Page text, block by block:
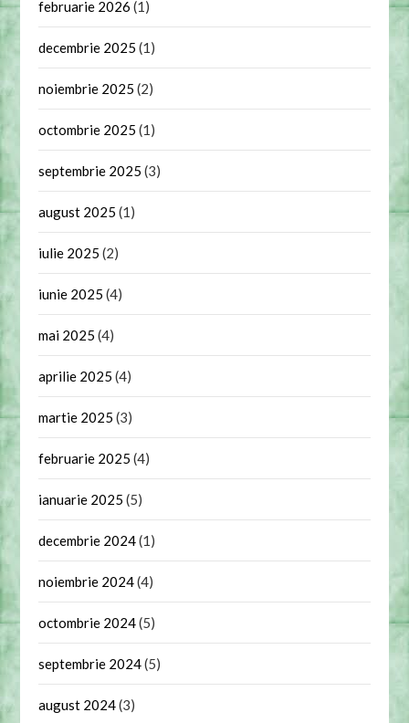
februarie 2026 (1)
decembrie 2025 (1)
noiembrie 2025 (2)
octombrie 2025 (1)
septembrie 2025 (3)
august 2025 (1)
iulie 2025 (2)
iunie 2025 (4)
mai 2025 (4)
aprilie 2025 (4)
martie 2025 (3)
februarie 2025 (4)
ianuarie 2025 (5)
decembrie 2024(1)
noiembrie 2024(4)
octombrie 2024(5)
septembrie 2024(5)
august 2024(3)